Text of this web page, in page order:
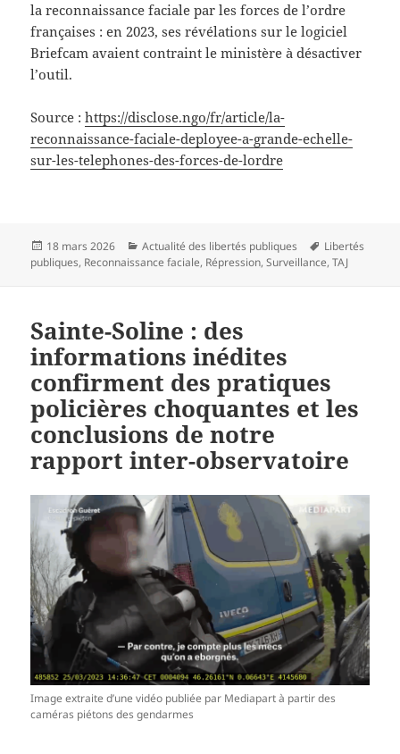
la reconnaissance faciale par les forces de l’ordre
françaises : en 2023, ses révélations sur le logiciel
Briefcam avaient contraint le ministère à désactiver
l’outil.
Source :https://disclose.ngo/fr/article/la-
reconnaissance-faciale-deployee-a-grande-echelle-
sur-les-telephones-des-forces-de-lordre
Publié
le
18 mars 2026 Catégories
Actualité des libertés publiques
Mots-
clés
Libertés
publiques, Reconnaissance faciale, Répression,Surveillance,TAJ
Sainte-Soline : des
informations inédites
confirment des pratiques
policières choquantes et les
conclusions de notre
rapport inter-observatoire
Image extraite d’une vidéo publiée par Mediapart à partir des
caméras piétons des gendarmes